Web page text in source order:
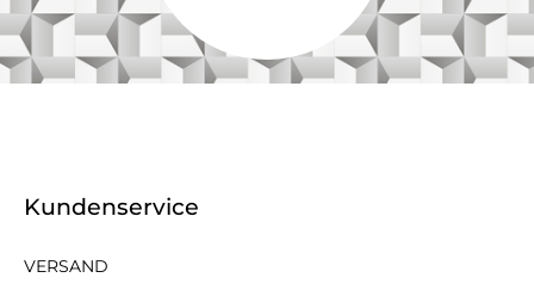
Kundenservice
VERSAND